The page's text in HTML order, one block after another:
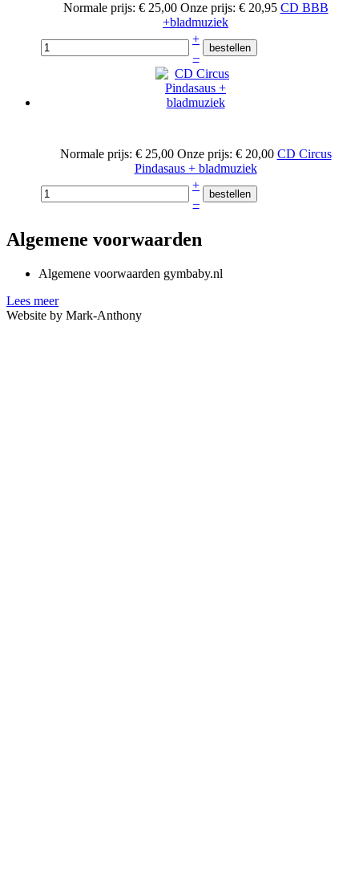
Normale prijs: € 25,00 Onze prijs: € 20,95 CD BBB
+bladmuziek
+
–
Normale prijs: € 25,00 Onze prijs: € 20,00 CD Circus
Pindasaus + bladmuziek
+
–
Algemene voorwaarden
Algemene voorwaarden gymbaby.nl
Lees meer
Website by Mark-Anthony